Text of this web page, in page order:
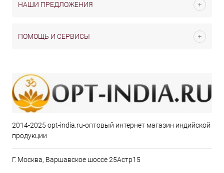
НАШИ ПРЕДЛОЖЕНИЯ
ПОМОЩЬ И СЕРВИСЫ
2014-2025 opt-india.ru-оптовый интернет магазин индийской
продукции
Г. Москва, Варшавское шоссе 25Астр15